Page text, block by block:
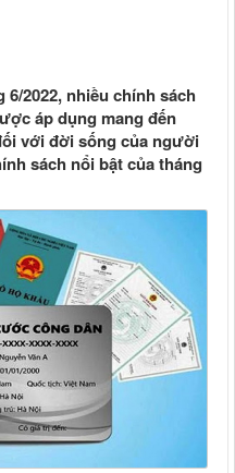
2022, nhiều chính sách
áp dụng mang đến
với đời sống của người
sách nổi bật của tháng